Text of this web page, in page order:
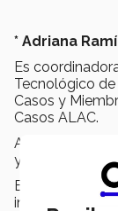
* Adriana
Es
Tecnológico de
Casos y
Casos ALAC.
Además se
y Finanzas
Es especialista